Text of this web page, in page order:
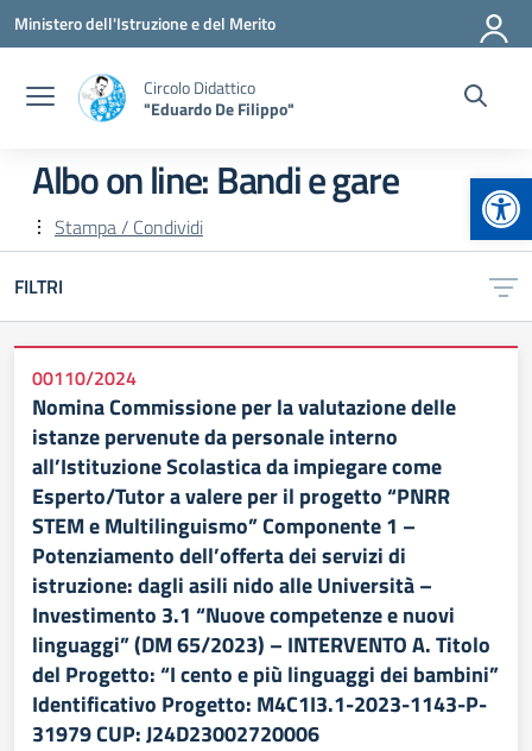
Vai ai contenuti
Vai al menu di navigazione
Vai al footer
Ministero dell'Istruzione e del Merito
Circolo Didattico
"Eduardo De Filippo"
Albo on line:Bandi e gare
Stampa / Condividi
FILTRI
00110/2024
Nomina Commissione per la valutazione delle
istanze pervenute da personale interno
all’Istituzione Scolastica da impiegare come
Esperto/Tutor a valere per il progetto “PNRR
STEM e Multilinguismo” Componente 1 –
Potenziamento dell’offerta dei servizi di
istruzione: dagli asili nido alle Università –
Investimento 3.1 “Nuove competenze e nuovi
linguaggi” (DM 65/2023) – INTERVENTO A. Titolo
del Progetto: “I cento e più linguaggi dei bambini”
Identificativo Progetto: M4C1I3.1-2023-1143-P-
31979 CUP: J24D23002720006